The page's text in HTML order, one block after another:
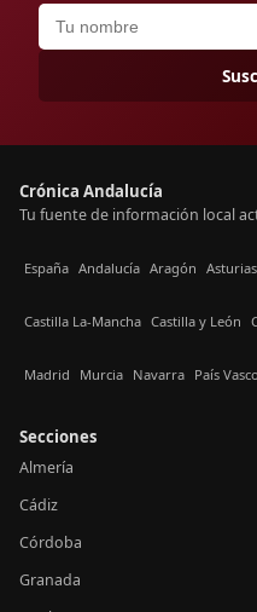
Crónica Andalucía
Tu fuente de información local
España Andalucía Aragón Asturias
Castilla La-Mancha Castilla y León
Madrid Murcia Navarra País Vasco
Secciones
Almería
Cádiz
Córdoba
Granada